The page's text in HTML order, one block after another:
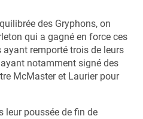
des Gryphons, on
qui a gagné en force ces
ayant remporté trois de leurs
notamment signé des
McMaster et Laurier pour
leur poussée de fin de